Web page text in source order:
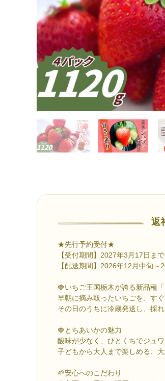
返
★先行予約受付★
【受付期間】2027年3月17日まで
【配送期間】2026年12月中旬～
🍓いちご王国栃木が誇る新品種「
早朝に摘み取ったいちごを、すぐ
その日のうちに冷蔵発送し、採
🍓とちあいかの魅力
酸味が少なく、ひとくちでジュ
子どもから大人まで楽しめる、
🌱安心へのこだわり